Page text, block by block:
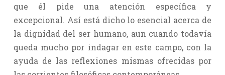
que él pide una atención específica y
excepcional. Así está dicho lo esencial acerca de
la dignidad del ser humano, aun cuando todavía
queda mucho por indagar en este campo, con la
ayuda de las reflexiones mismas ofrecidas por